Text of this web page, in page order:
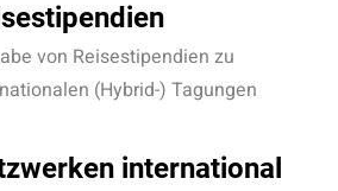
von Reisestipendien zu
(Hybrid-) Tagungen
international